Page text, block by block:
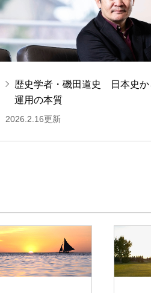
歴史学者・磯田道史 日本史か
運用の本質
2026.2.16更新